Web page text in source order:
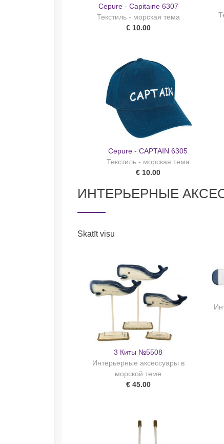
Cepure - Capitaine 6307
Текстиль - морская тема
€ 10.00
Cepure - CAPTAIN 6305
Текстиль - морская тема
€ 10.00
ИНТЕРЬЕРНЫЕ
Skatīt visu
3 Киты №5508
Интерьерные аксессуары в
морской теме
€ 45.00